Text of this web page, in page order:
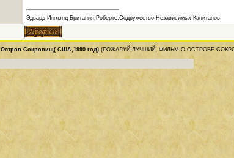
Эдвард Инглэнд-Британия,Робертс,Содружество Независимых Капитанов.
Остров Сокровищ( США,1990 год) (ПОЖАЛУЙ,ЛУЧШИЙ, ФИЛЬМ О ОСТРОВЕ